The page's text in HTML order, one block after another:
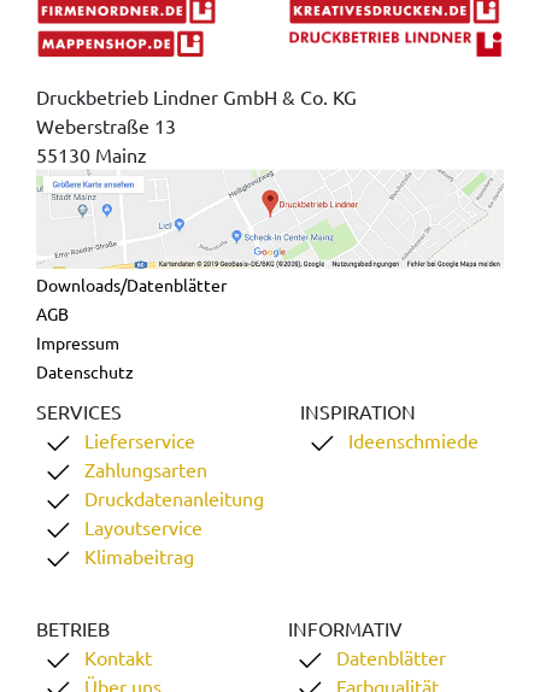
Druckbetrieb Lindner GmbH & Co. KG
Weberstraße 13
55130 Mainz
Downloads/Datenblätter
AGB
Impressum
Datenschutz
SERVICES
Lieferservice
Zahlungsarten
Druckdatenanleitung
Layoutservice
Klimabeitrag
INSPIRATION
Ideenschmiede
BETRIEB
Kontakt
Über uns
INFORMATIV
Datenblätter
Farbqualität